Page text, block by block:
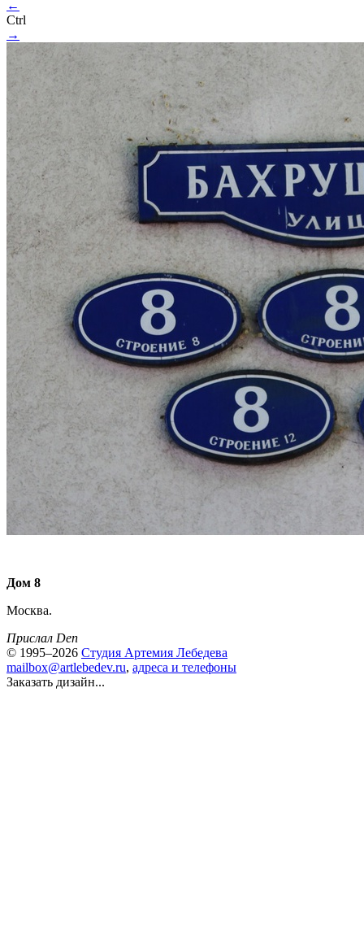
←
Ctrl
→
Дом 8
Москва.
Прислал Den
© 1995–2026 Студия Артемия Лебедева
mailbox@artlebedev.ru, адреса и телефоны
Заказать дизайн...